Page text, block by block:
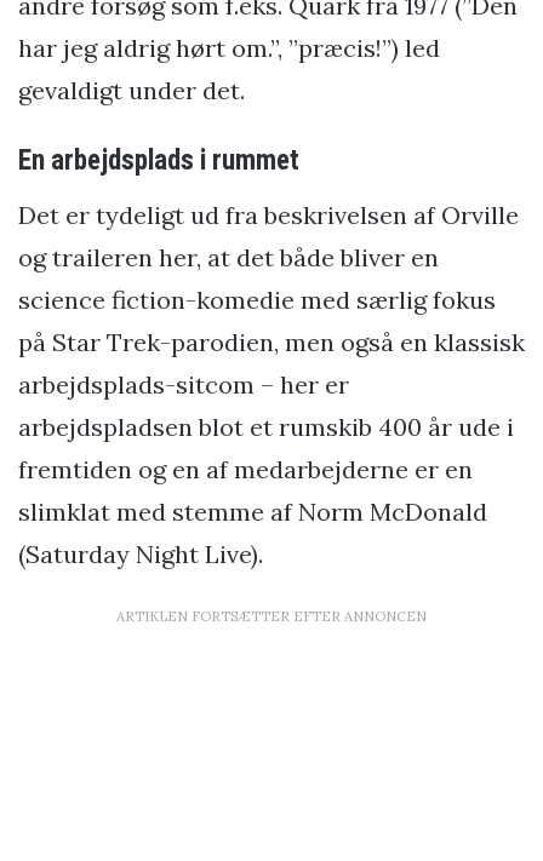
har jeg aldrig hørt om.”, ”præcis!”) led
gevaldigt under det.
En arbejdsplads i rummet
Det er tydeligt ud fra beskrivelsen af Orville
og traileren her, at det både bliver en
science fiction-komedie med særlig fokus
på Star Trek-parodien, men også en klassisk
arbejdsplads-sitcom – her er
arbejdspladsen blot et rumskib 400 år ude i
fremtiden og en af medarbejderne er en
slimklat med stemme af Norm McDonald
(Saturday Night Live).
ARTIKLEN FORTSÆTTER EFTER ANNONCEN